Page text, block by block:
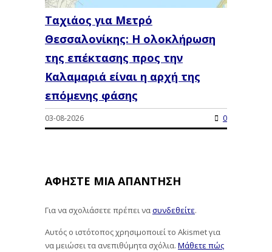
Ταχιάος για Μετρό
Θεσσαλονίκης: Η ολοκλήρωση
της επέκτασης προς την
Καλαμαριά είναι η αρχή της
επόμενης φάσης
03-08-2026 0
ΑΦΉΣΤΕ ΜΙΑ ΑΠΆΝΤΗΣΗ
Για να σχολιάσετε πρέπει νασυνδεθείτε.
Αυτός ο ιστότοπος χρησιμοποιεί το Akismet για
να μειώσει τα ανεπιθύμητα σχόλια. Μάθετε πώς